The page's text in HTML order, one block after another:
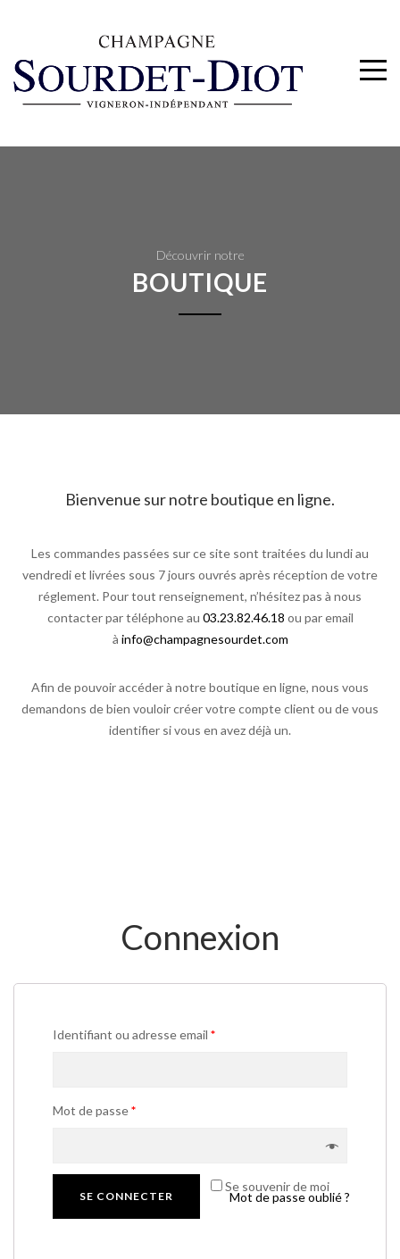
Découvrir notre
BOUTIQUE
Bienvenue sur notre boutique en ligne.
Les commandes passées sur ce site sont traitées du lundi au
vendredi et livrées sous 7 jours ouvrés après réception de votre
réglement. Pour tout renseignement, n’hésitez pas à nous
contacter par téléphone au 03.23.82.46.18 ou par email
à info@champagnesourdet.com
Afin de pouvoir accéder à notre boutique en ligne, nous vous
demandons de bien vouloir créer votre compte client ou de vous
identifier si vous en avez déjà un.
Connexion
Identifiant ou adresse email *
Mot de passe*
Se souvenir de moi
SE CONNECTER Mot de passe oublié ?